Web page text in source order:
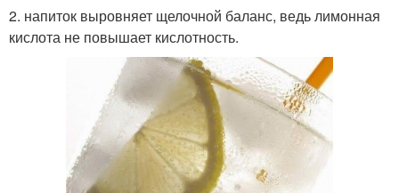
2. напиток выровняет щелочной баланс, ведь лимонная
кислота не повышает кислотность.